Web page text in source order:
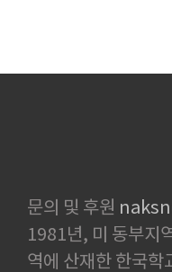
문의 및 후원
1981년, 미 동부지
역에 산재한 한국